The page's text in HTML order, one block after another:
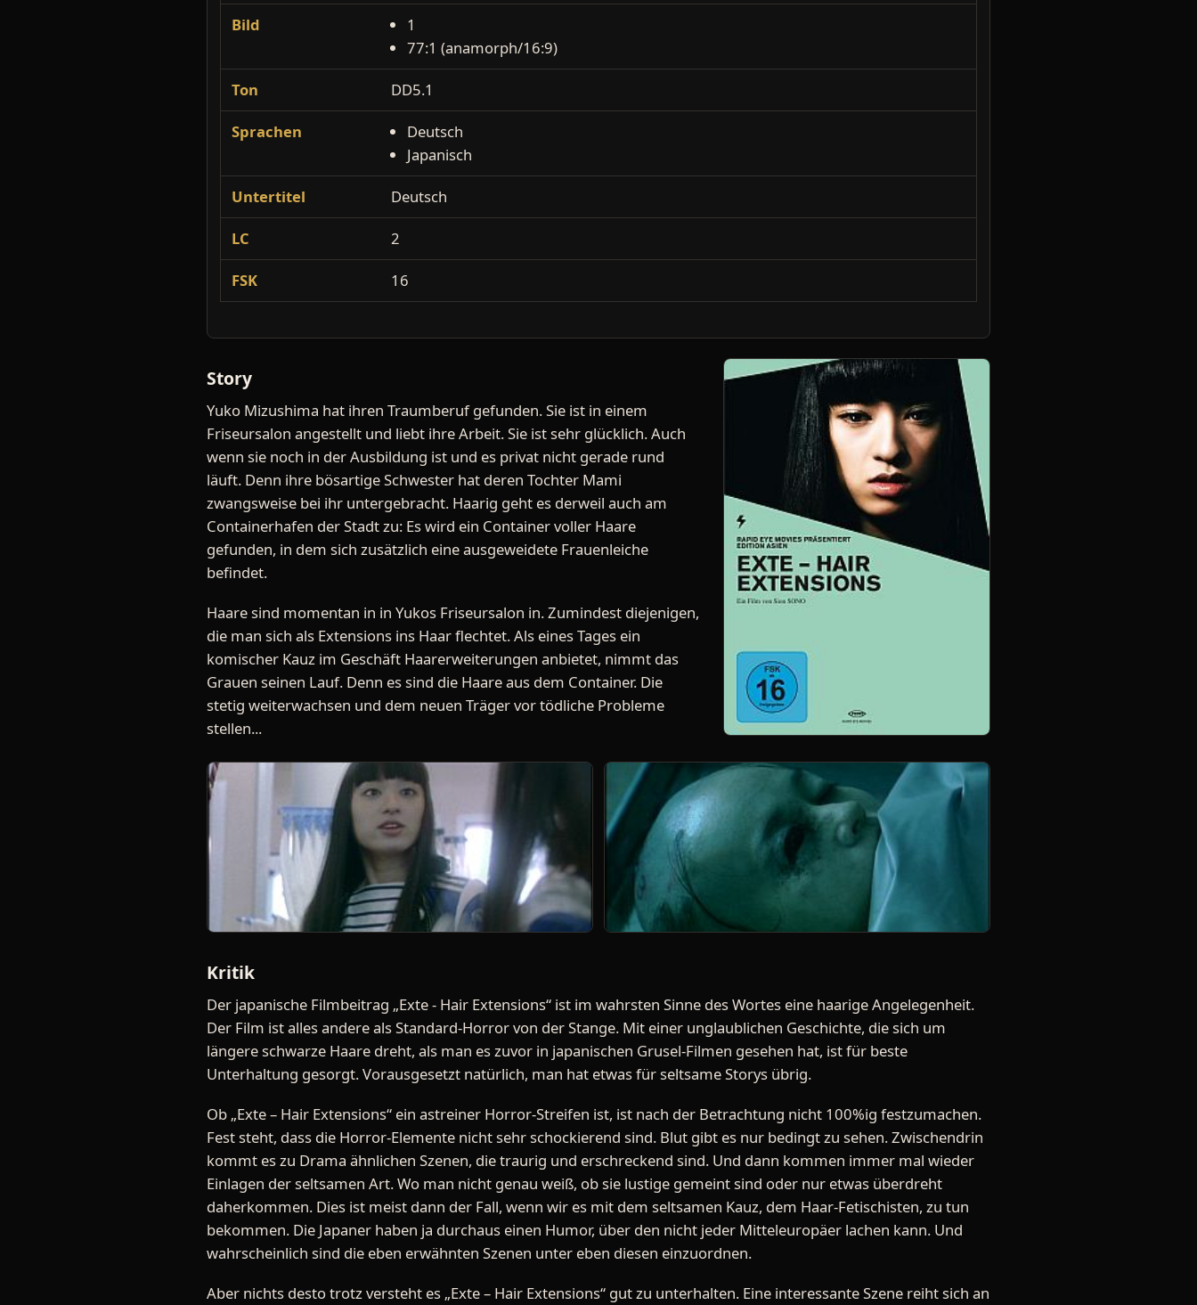
Bild
1
77:1 (anamorph/16:9)
Ton DD5.1
Sprachen
Deutsch
Japanisch
Untertitel Deutsch
LC 2
FSK 16
Story
Yuko Mizushima hat ihren Traumberuf gefunden. Sie ist in einem
Friseursalon angestellt und liebt ihre Arbeit. Sie ist sehr glücklich. Auch
wenn sie noch in der Ausbildung ist und es privat nicht gerade rund
läuft. Denn ihre bösartige Schwester hat deren Tochter Mami
zwangsweise bei ihr untergebracht. Haarig geht es derweil auch am
Containerhafen der Stadt zu: Es wird ein Container voller Haare
gefunden, in dem sich zusätzlich eine ausgeweidete Frauenleiche
befindet.
Haare sind momentan in in Yukos Friseursalon in. Zumindest diejenigen,
die man sich als Extensions ins Haar flechtet. Als eines Tages ein
komischer Kauz im Geschäft Haarerweiterungen anbietet, nimmt das
Grauen seinen Lauf. Denn es sind die Haare aus dem Container. Die
stetig weiterwachsen und dem neuen Träger vor tödliche Probleme
stellen...
Kritik
Der japanische Filmbeitrag „Exte - Hair Extensions“ ist im wahrsten Sinne des Wortes eine haarige Angelegenheit.
Der Film ist alles andere als Standard-Horror von der Stange. Mit einer unglaublichen Geschichte, die sich um
längere schwarze Haare dreht, als man es zuvor in japanischen Grusel-Filmen gesehen hat, ist für beste
Unterhaltung gesorgt. Vorausgesetzt natürlich, man hat etwas für seltsame Storys übrig.
Ob „Exte – Hair Extensions“ ein astreiner Horror-Streifen ist, ist nach der Betrachtung nicht 100%ig festzumachen.
Fest steht, dass die Horror-Elemente nicht sehr schockierend sind. Blut gibt es nur bedingt zu sehen. Zwischendrin
kommt es zu Drama ähnlichen Szenen, die traurig und erschreckend sind. Und dann kommen immer mal wieder
Einlagen der seltsamen Art. Wo man nicht genau weiß, ob sie lustige gemeint sind oder nur etwas überdreht
daherkommen. Dies ist meist dann der Fall, wenn wir es mit dem seltsamen Kauz, dem Haar-Fetischisten, zu tun
bekommen. Die Japaner haben ja durchaus einen Humor, über den nicht jeder Mitteleuropäer lachen kann. Und
wahrscheinlich sind die eben erwähnten Szenen unter eben diesen einzuordnen.
Aber nichts desto trotz versteht es „Exte – Hair Extensions“ gut zu unterhalten. Eine interessante Szene reiht sich an